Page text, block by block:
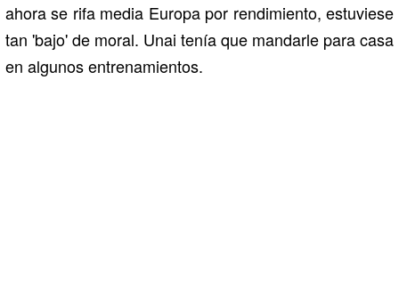
ahora se rifa media Europa por rendimiento, estuviese
tan 'bajo' de moral. Unai tenía que mandarle para casa
en algunos entrenamientos.